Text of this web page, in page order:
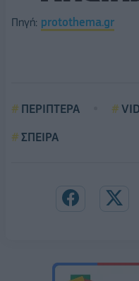
Πηγή: protothema.gr
ΠΕΡΙΠΤΕΡΑ
ΣΠΕΙΡΑ